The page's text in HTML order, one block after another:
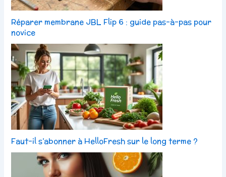
Réparer membrane JBL Flip 6 : guide pas-à-pas pour
novice
Faut-il s’abonner à HelloFresh sur le long terme ?